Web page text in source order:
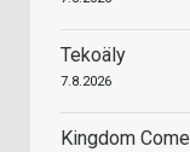
Tekoäly
7.8.2026
Kingdom